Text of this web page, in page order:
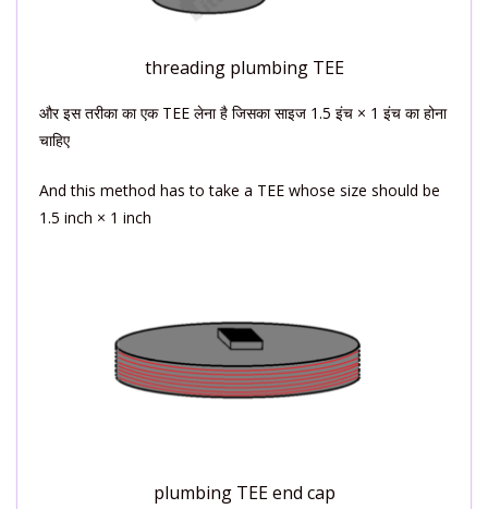
threading plumbing TEE
और इस तरीका का एक TEE लेना है जिसका साइज 1.5 इंच × 1 इंच का होना
चाहिए
And this method has to take a TEE whose size should be
1.5 inch × 1 inch
plumbing TEE end cap